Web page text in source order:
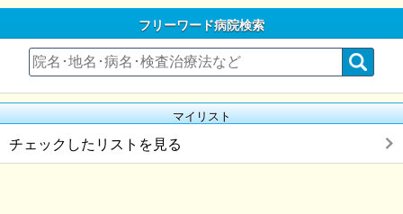
フリーワード病院検索
マイリスト
チェックしたリストを見る